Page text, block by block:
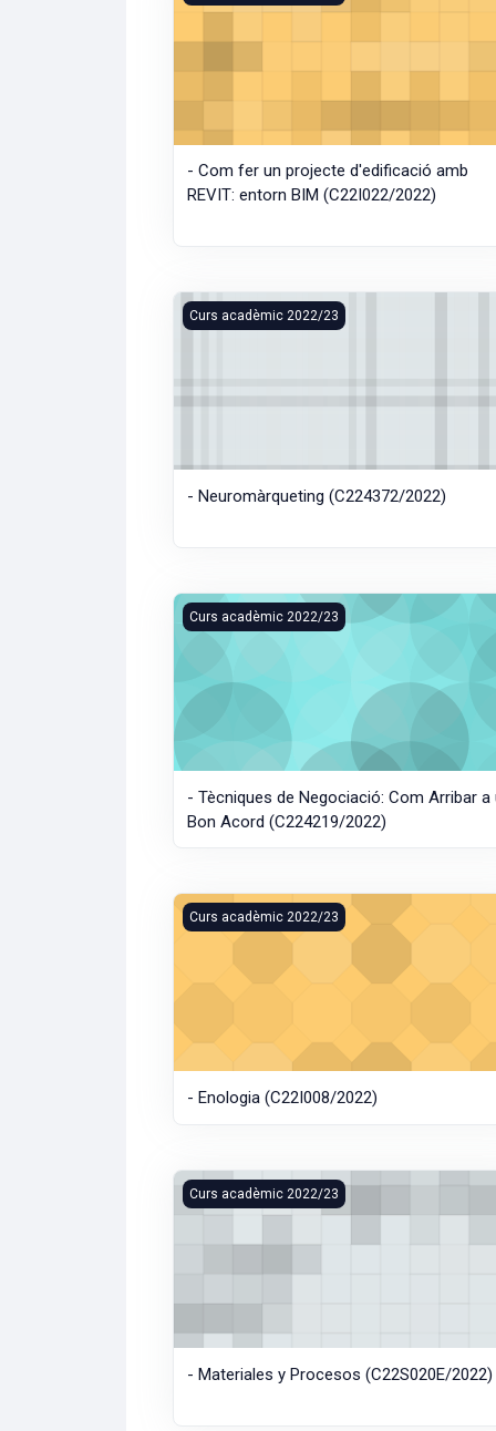
- Com fer un projecte d'edificació amb
REVIT: entorn BIM (C22I022/2022)
- Neuromàrqueting (C224372/2022)
Curs acadèmic 2022/23
- Neuromàrqueting (C224372/2022)
- Tècniques de Negociació: Com Arribar a
Curs acadèmic 2022/23
- Tècniques de Negociació: Com Arribar a
Bon Acord (C224219/2022)
- Enologia (C22I008/2022)
Curs acadèmic 2022/23
- Enologia (C22I008/2022)
- Materiales y Procesos (C22S020E/2022)
Curs acadèmic 2022/23
- Materiales y Procesos (C22S020E/2022)